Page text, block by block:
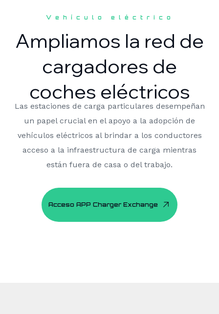
Vehículo eléctrico
Ampliamos la red de
cargadores de
coches eléctricos
Las estaciones de carga particulares desempeñan
un papel crucial en el apoyo a la adopción de
vehículos eléctricos al brindar a los conductores
acceso a la infraestructura de carga mientras
están fuera de casa o del trabajo.
Acceso APP Charger Exchange